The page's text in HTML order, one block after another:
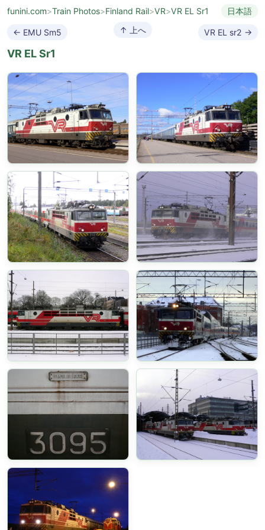
funini.com>Train Photos>Finland Rail>VR>VR EL Sr1 日本語
← EMU Sm5 ↑ 上へ VR EL sr2 →
VR EL Sr1